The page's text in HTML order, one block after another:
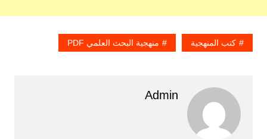
كتب المنهجية منهجية البحث العلمي PDF
Admin